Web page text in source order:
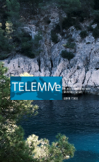
Aller
au
contenu